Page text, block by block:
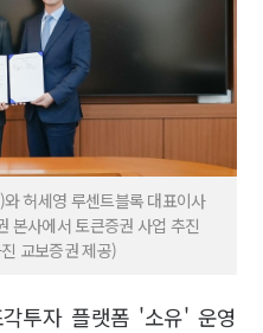
허세영 루센트블록 대표이사
본사에서 토큰증권 사업 추진
교보증권 제공)
투자 플랫폼 '소유' 운영